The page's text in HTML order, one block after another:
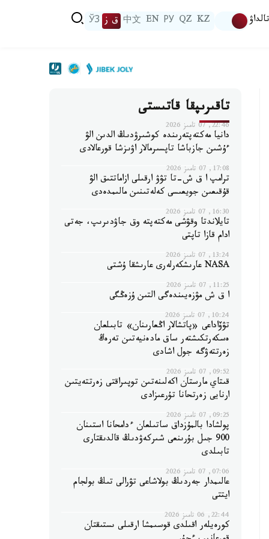
تالداۋ KZ
QZ
РУ
EN
中文 ق ز ЎЗ
تاقىرىپقا قاتىستى
22:46, 07 تامىز 2026
دانيا مەكتەپتەرىندە كوشىرۋدىڭ الدىن الۋ
ءۇشىن جازباشا تاپسىرمالار اۋىزشا قورعالادى
17:08, 07 تامىز 2026
ترامپ ا ق ش-تا تۋۋ ارقىلى ازاماتتىق الۋ
قۇقىعىن جويعىسى كەلەتىنىن مالىمدەدى
16:30, 07 تامىز 2026
تايلاندتا وقۋشى مەكتەپتە وق جاۋدىرىپ، جەتى
ادام قازا تاپتى
13:24, 07 تامىز 2026
NASA عارىشكەرلەرى عارىشقا ۇشتى
11:25, 07 تامىز 2026
ا ق ش مۋزەيىندەگى التىن ۇزەڭگى
10:24, 07 تامىز 2026
تۋۆاداعى «پاتشالار اڭعارىنان» تابىلعان
ەسكەرتكىشتەر ساق مادەنيەتىن تەرەڭ
زەرتتەۋگە جول اشادى
09:52, 07 تامىز 2026
قىتاي مارستان اكەلىنەتىن توپىراقتى زەرتتەيتىن
ارنايى زەرتحانا تۇرعىزادى
09:25, 07 تامىز 2026
پولشادا بالمۇزداق ساتىلعان ءدامحانا استىنان
900 جىل بۇرىنعى شىركەۋدىڭ قالدىقتارى
تابىلدى
07:06, 07 تامىز 2026
عالىمدار جەردىڭ بولاشاعى تۋرالى تىڭ بولجام
ايتتى
22:44, 06 تامىز 2026
كورەيلەر اقىلدى قوسىمشا ارقىلى ىستىقتان